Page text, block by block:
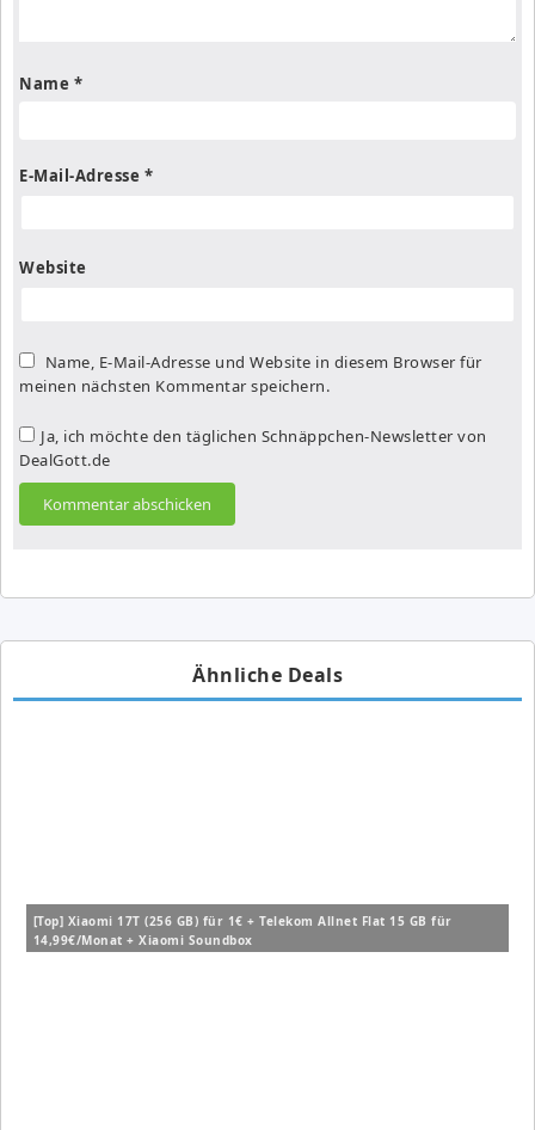
Name *
E-Mail-Adresse *
Website
Name, E-Mail-Adresse und Website in diesem Browser für
meinen nächsten Kommentar speichern.
Ja, ich möchte den täglichen Schnäppchen-Newsletter von
DealGott.de
Ähnliche Deals
[Top] Xiaomi 17T (256 GB) für 1€ + Telekom Allnet Flat 15 GB für
14,99€/Monat + Xiaomi Soundbox